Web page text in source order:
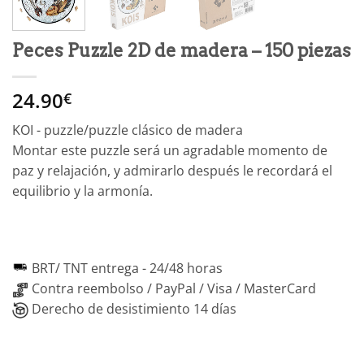
Peces Puzzle 2D de madera – 150 piezas
24.90€
KOI - puzzle/puzzle clásico de madera
Montar este puzzle será un agradable momento de
paz y relajación, y admirarlo después le recordará el
equilibrio y la armonía.
BRT/ TNT entrega -24/48 horas
Contra reembolso / PayPal / Visa / MasterCard
Derecho de desistimiento 14 días